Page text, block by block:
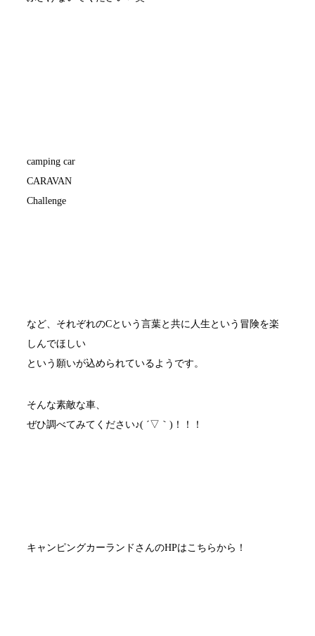
camping car
CARAVAN
Challenge
など、それぞれのCという言葉と共に人生という冒険を楽
しんでほしい
という願いが込められているようです。
そんな素敵な車、
ぜひ調べてみてください♪( ´▽｀)！！！
キャンピングカーランドさんのHPはこちらから！